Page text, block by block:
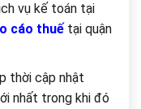
vụ kế toán tại
cáo thuếtại quận
thời cập nhật
nhất trong khi đó